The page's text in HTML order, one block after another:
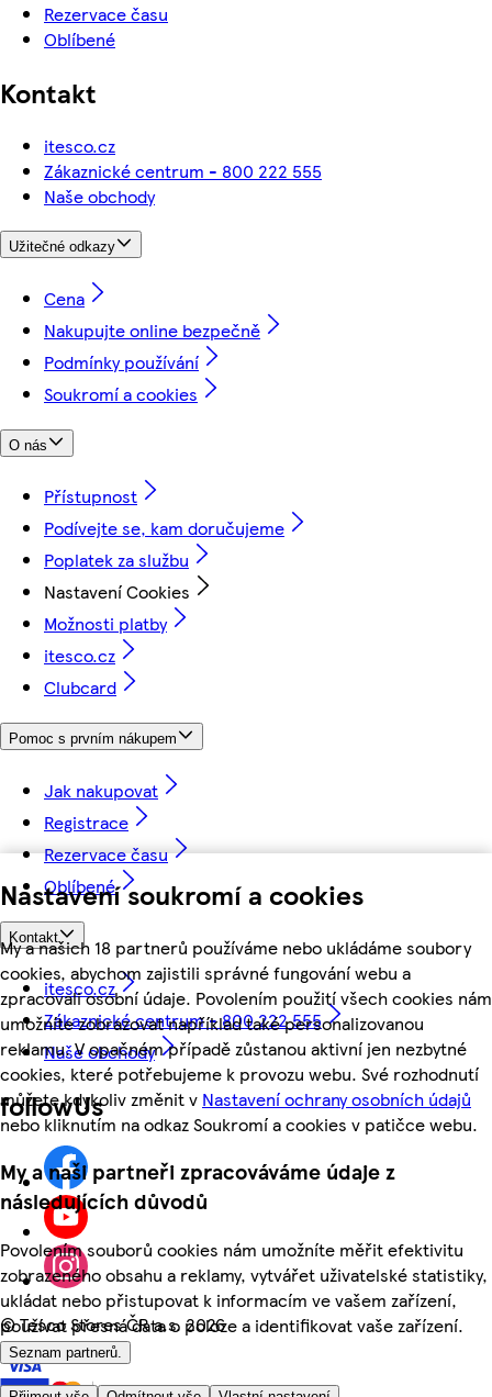
Nastavení soukromí a cookies
My a našich 18 partnerů používáme nebo ukládáme soubory
cookies, abychom zajistili správné fungování webu a
zpracovali osobní údaje. Povolením použití všech cookies nám
umožníte zobrazovat například také personalizovanou
reklamu. V opačném případě zůstanou aktivní jen nezbytné
cookies, které potřebujeme k provozu webu. Své rozhodnutí
můžete kdykoliv změnit v Nastavení ochrany osobních údajů
nebo kliknutím na odkaz Soukromí a cookies v patičce webu.
My a naši partneři zpracováváme údaje z
následujících důvodů
Povolením souborů cookies nám umožníte měřit efektivitu
zobrazeného obsahu a reklamy, vytvářet uživatelské statistiky,
ukládat nebo přistupovat k informacím ve vašem zařízení,
používat přesná data o poloze a identifikovat vaše zařízení.
Seznam partnerů.
Rezervace času
Oblíbené
Kontakt
itesco.cz
Zákaznické centrum - 800 222 555
Naše obchody
Užitečné odkazy
Cena
Nakupujte online bezpečně
Podmínky používání
Soukromí a cookies
O nás
Přístupnost
Podívejte se, kam doručujeme
Poplatek za službu
Nastavení Cookies
Možnosti platby
itesco.cz
Clubcard
Pomoc s prvním nákupem
Jak nakupovat
Registrace
Rezervace času
Oblíbené
Kontakt
itesco.cz
Zákaznické centrum - 800 222 555
Naše obchody
followUs
©Tesco Stores ČR a.s. 2026